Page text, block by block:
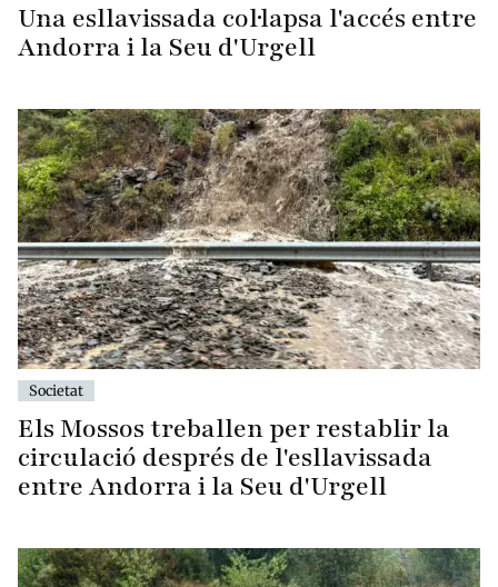
Una esllavissada col·lapsa l'accés entre
Andorra i la Seu d'Urgell
Societat
Els Mossos treballen per restablir la
circulació després de l'esllavissada
entre Andorra i la Seu d'Urgell